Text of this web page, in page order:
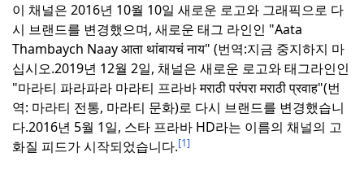
이 채널은 2016년 10월 10일 새로운 로고와 그래픽으로 다
시 브랜드를 변경했으며, 새로운 태그 라인인 "Aata
Thambaych Naay आता थांबायचं नाय" (번역:지금 중지하지 마
십시오.2019년 12월 2일, 채널은 새로운 로고와 태그라인인
"마라티 파라파라 마라티 프라바 मराठी परंपरा मराठी प्रवाह"(번
역: 마라티 전통, 마라티 문화)로 다시 브랜드를 변경했습니
다.2016년 5월 1일, 스타 프라바 HD라는 이름의 채널의 고
화질 피드가 시작되었습니다.[1]